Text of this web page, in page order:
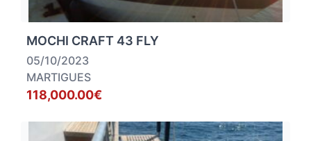
MOCHI CRAFT 43 FLY
05/10/2023
MARTIGUES
118,000.00€